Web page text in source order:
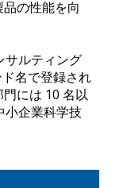
の性能を向
サルティング
名で登録され
には 10 名以
小企業科学技